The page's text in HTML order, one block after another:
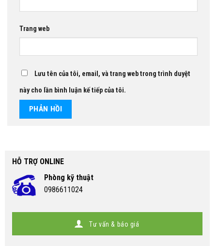
Trang web
Lưu tên của tôi, email, và trang web trong trình duyệt
này cho lần bình luận kế tiếp của tôi.
HỖ TRỢ ONLINE
Phòng kỹ thuật
0986611024
Tư vấn & báo giá